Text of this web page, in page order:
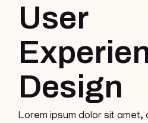
User
Design
Lorem ipsum dolor sit